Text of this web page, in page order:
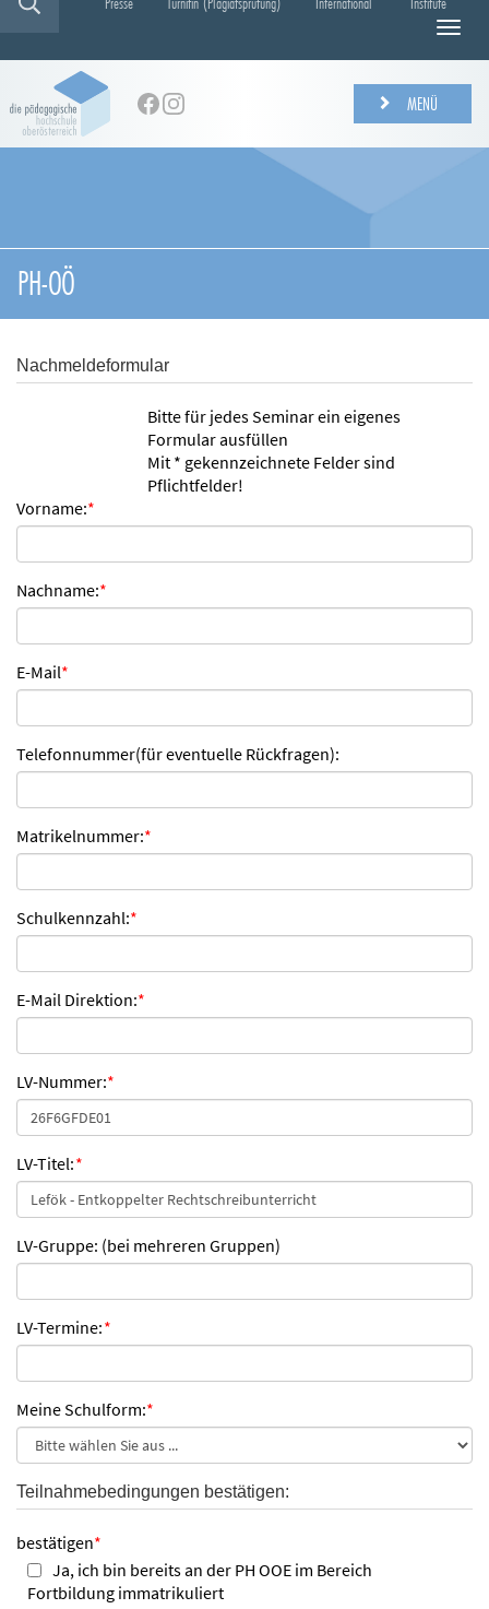
N
g
a
e
MENÜ
PH-OÖ
Nachmeldeformular
Bitte für jedes Seminar ein eigenes
Formular ausfüllen
Mit * gekennzeichnete Felder sind
Pflichtfelder!
Vorname:*
Nachname:*
E-Mail*
Telefonnummer(für eventuelle Rückfragen):
Matrikelnummer:*
Schulkennzahl:*
E-Mail Direktion:*
LV-Nummer:*
LV-Titel:*
LV-Gruppe: (bei mehreren Gruppen)
LV-Termine:*
Meine Schulform:*
Teilnahmebedingungen bestätigen:
bestätigen*
Ja, ich bin bereits an der PH OOE im Bereich
Fortbildung immatrikuliert